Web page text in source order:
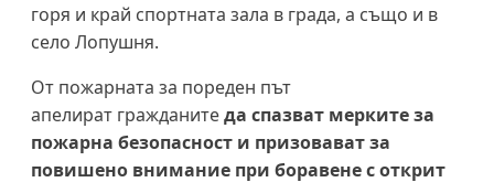
горя и край спортната зала в града, а също и в
село Лопушня.
От пожарната за пореден път
апелират гражданитеда спазват мерките за
пожарна безопасност и призовават за
повишено внимание при боравене с открит